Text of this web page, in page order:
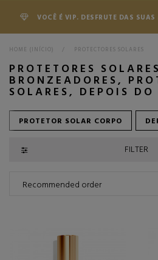
VOCÊ É VIP. DESFRUTE DAS
HOME (INÍCIO) > PROTECTORES SOLARES
PROTETORES
BRONZEADORES,
SOLARES, DEPOIS DO
PROTETOR SOLAR CORPO
FILTER